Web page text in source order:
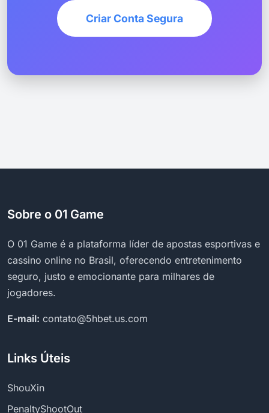
Criar Conta Segura
Sobre o 01 Game
O 01 Game é a plataforma líder de apostas esportivas e
cassino online no Brasil, oferecendo entretenimento
seguro, justo e emocionante para milhares de
jogadores.
E-mail: contato@5hbet.us.com
Links Úteis
ShouXin
PenaltyShootOut